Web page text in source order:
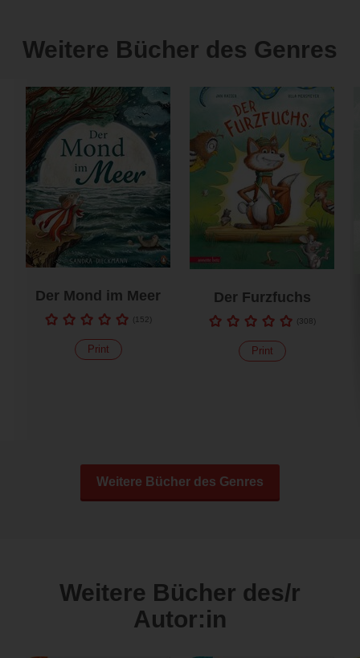
Weitere Bücher des Genres
Der Mond im Meer
(152)
Print
Der Furzfuchs
(308)
Print
Weitere Bücher des Genres
Weitere Bücher des/r
Autor:in